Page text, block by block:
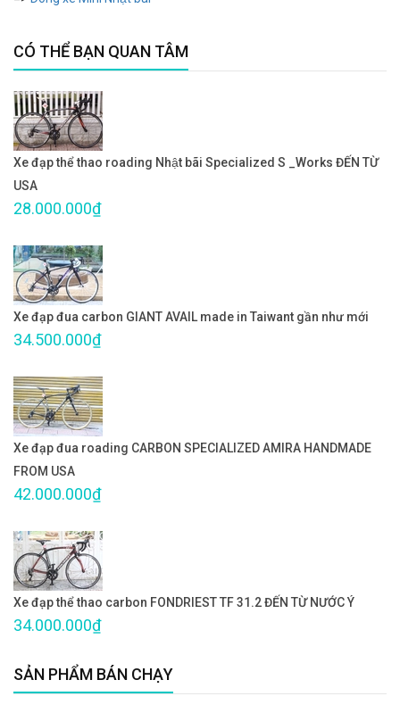
CÓ THỂ BẠN QUAN TÂM
Xe đạp thể thao roading Nhật bãi Specialized S _Works ĐẾN TỪ
USA
28.000.000₫
Xe đạp đua carbon GIANT AVAIL made in Taiwant gần như mới
34.500.000₫
Xe đạp đua roading CARBON SPECIALIZED AMIRA HANDMADE
FROM USA
42.000.000₫
Xe đạp thể thao carbon FONDRIEST TF 31.2 ĐẾN TỪ NƯỚC Ý
34.000.000₫
SẢN PHẨM BÁN CHẠY